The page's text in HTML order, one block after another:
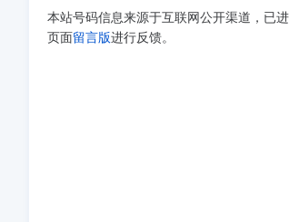
本站号码信息来源于互联网公开渠道，已
页面留言版进行反馈。